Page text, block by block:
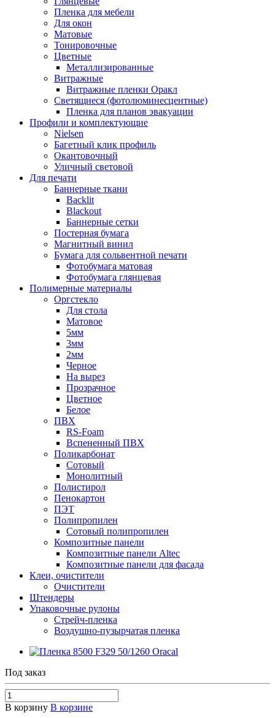
Пленка для мебели
Для окон
Матовые
Тонировочные
Цветные
Металлизированные
Витражные
Витражные пленки Оракл
Светящиеся (фотолюминесцентные)
Пленка для планов эвакуации
Профили и комплектующие
Nielsen
Багетный клик профиль
Окантовочный
Уличный световой
Для печати
Баннерные ткани
Backlit
Blackout
Баннерные сетки
Постерная бумага
Магнитный винил
Бумага для сольвентной печати
Фотобумага матовая
Фотобумага глянцевая
Полимерные материалы
Оргстекло
Для стола
Матовое
5мм
3мм
2мм
Черное
На вырез
Прозрачное
Цветное
Белое
ПВХ
RS-Foam
Вспененный ПВХ
Поликарбонат
Сотовый
Монолитный
Полистирол
Пенокартон
ПЭТ
Полипропилен
Сотовый полипропилен
Композитные панели
Композитные панели Altec
Композитные панели для фасада
Клеи, очистители
Очистители
Штендеры
Упаковочные рулоны
Стрейч-пленка
Воздушно-пузырчатая пленка
Под заказ
В корзину В корзине